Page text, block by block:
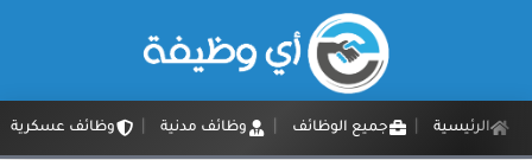
الرئيسية جميع الوظائف وظائف مدنية وظائف عسكرية